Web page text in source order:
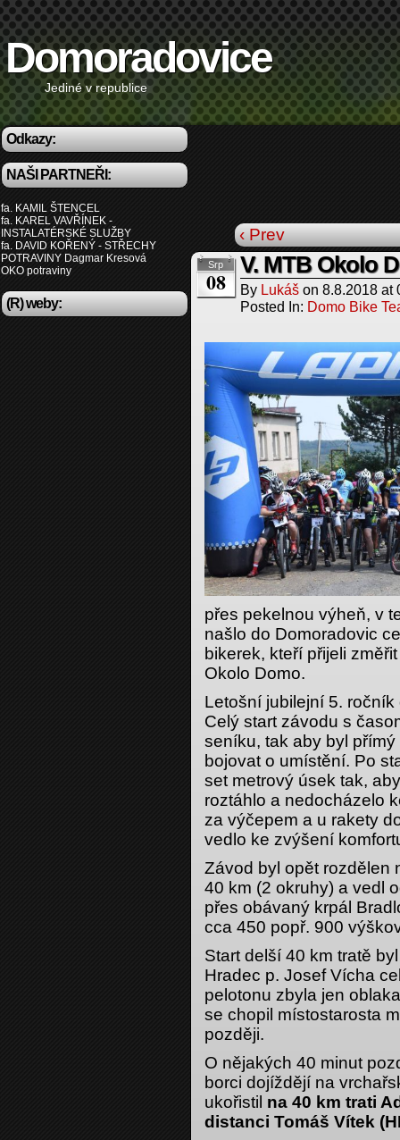
Domoradovice
Jediné v republice
Odkazy:
NAŠI PARTNEŘI:
fa. KAMIL ŠTENCEL
fa. KAREL VAVŘÍNEK -
INSTALATÉRSKÉ SLUŽBY
fa. DAVID KOŘENÝ - STŘECHY
POTRAVINY Dagmar Kresová
OKO potraviny
(R) weby:
‹ Prev
Srp
08
V. MTB Okolo
By Lukáš on 8.8.2018 at
Posted In: Domo Bike
přes pekelnou výheň, v
našlo do Domoradovic
bikerek, kteří přijeli
Okolo Domo.
Letošní jubilejní 5.
Celý start závodu s
seníku, tak aby byl
bojovat o umístění. Po
set metrový úsek tak,
roztáhlo a nedocházelo
za výčepem a u rakety
vedlo ke zvýšení
Závod byl opět rozdělen
40 km (2 okruhy) a vedl
přes obávaný krpál
cca 450 popř. 900
Start delší 40 km tratě
Hradec p. Josef Vícha
pelotonu zbyla jen
se chopil místostarosta
později.
O nějakých 40 minut
borci dojíždějí na
ukořistil na 40 km trati
distanci Tomáš Vítek